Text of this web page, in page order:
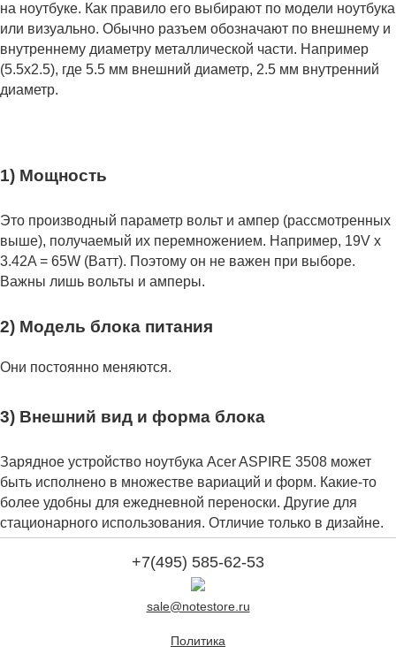
на ноутбуке. Как правило его выбирают по модели ноутбука
или визуально. Обычно разъем обозначают по внешнему и
внутреннему диаметру металлической части. Например
(5.5x2.5), где 5.5 мм внешний диаметр, 2.5 мм внутренний
диаметр.
1) Мощность
Это производный параметр вольт и ампер (рассмотренных
выше), получаемый их перемножением. Например, 19V x
3.42A = 65W (Ватт). Поэтому он не важен при выборе.
Важны лишь вольты и амперы.
2) Модель блока питания
Они постоянно меняются.
3) Внешний вид и форма блока
Зарядное устройство ноутбука Acer ASPIRE 3508 может
быть исполнено в множестве вариаций и форм. Какие-то
более удобны для ежедневной переноски. Другие для
стационарного использования. Отличие только в дизайне.
+7(495) 585-62-53
sale@notestore.ru
Политика